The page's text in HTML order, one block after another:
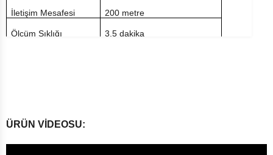
İletişim Mesafesi 200 metre
Ölçüm Sıklığı 3,5 dakika
ÜRÜN VİDEOSU: